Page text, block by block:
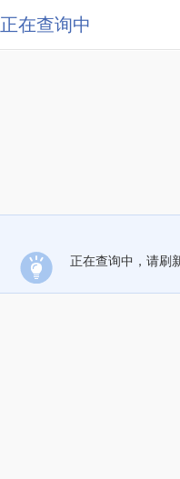
正在查询中
正在查询中，请刷